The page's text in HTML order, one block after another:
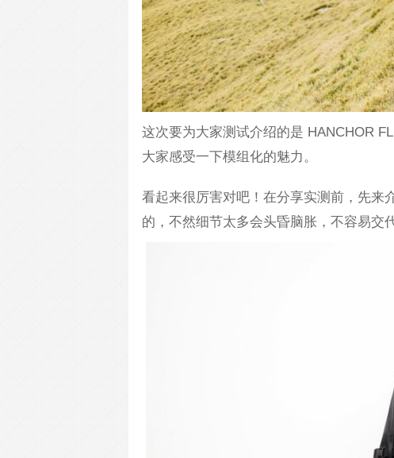
这次要为大家测试介绍的是 HANCHOR
大家感受一下模组化的魅力。
看起来很厉害对吧！在分享实测前，先来
的，不然细节太多会头昏脑胀，不容易交